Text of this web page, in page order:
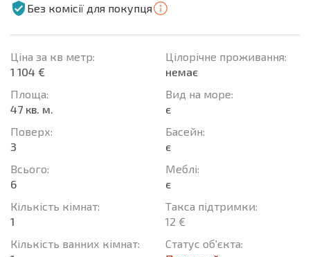
Без комісії для покупця
Ціна за кв метр:
1 104 €
Площа:
47 кв. м.
Поверх:
3
Всього:
6
Кількість кімнат:
1
Кількість ванних кімнат:
Цілорічне проживання:
немає
Вид на море:
є
Баcейн:
є
Меблі:
є
Такса підтримки:
12 €
Статус об'єкта: